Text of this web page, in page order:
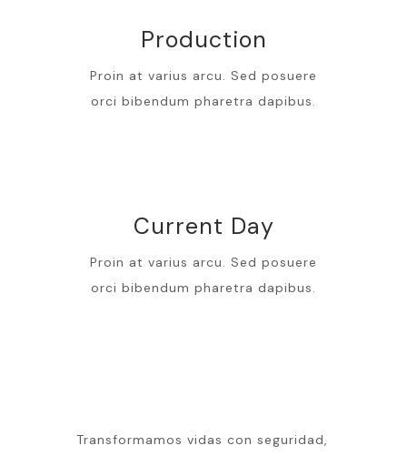
Production
Proin at varius arcu. Sed posuere
orci bibendum pharetra dapibus.
Current Day
Proin at varius arcu. Sed posuere
orci bibendum pharetra dapibus.
Transformamos vidas con seguridad,